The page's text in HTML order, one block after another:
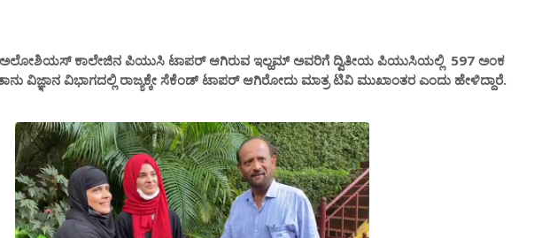
ಕಾಲೇಜಿನ ಪಿಯುಸಿ ಟಾಪರ್ ಆಗಿರುವ ಇಲ್ಹಮ್ ಅವರಿಗೆ ದ್ವಿತೀಯ ಪಿಯುಸಿಯಲ್ಲಿ 597 ಅಂಕ
ವಿಜ್ಞಾನ ವಿಭಾಗದಲ್ಲಿ ರಾಜ್ಯಕ್ಕೇ ಸೆಕೆಂಡ್ ಟಾಪರ್ ಆಗಿರೋದು ಮಾತ್ರ ಟಿವಿ ಮುಖಾಂತರ ಎಂದು ಹೇಳಿದ್ದಾರೆ.